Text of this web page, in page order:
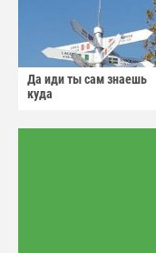
Да иди ты сам знаешь
куда